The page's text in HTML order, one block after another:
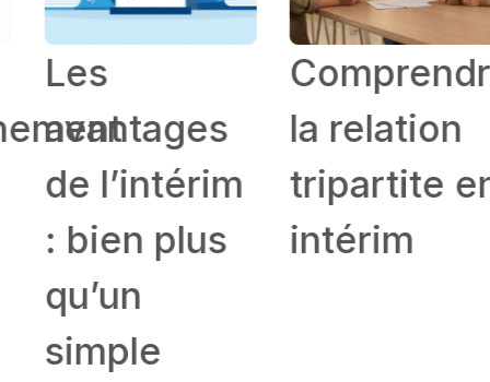
Les
avantages
de l’intérim
: bien plus
qu’un
simple
Comprendre
la relation
tripartite en
intérim